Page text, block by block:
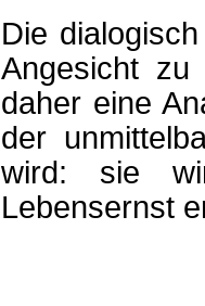
Die
Angesicht zu
daher eine
der
wird: sie
Lebensernst